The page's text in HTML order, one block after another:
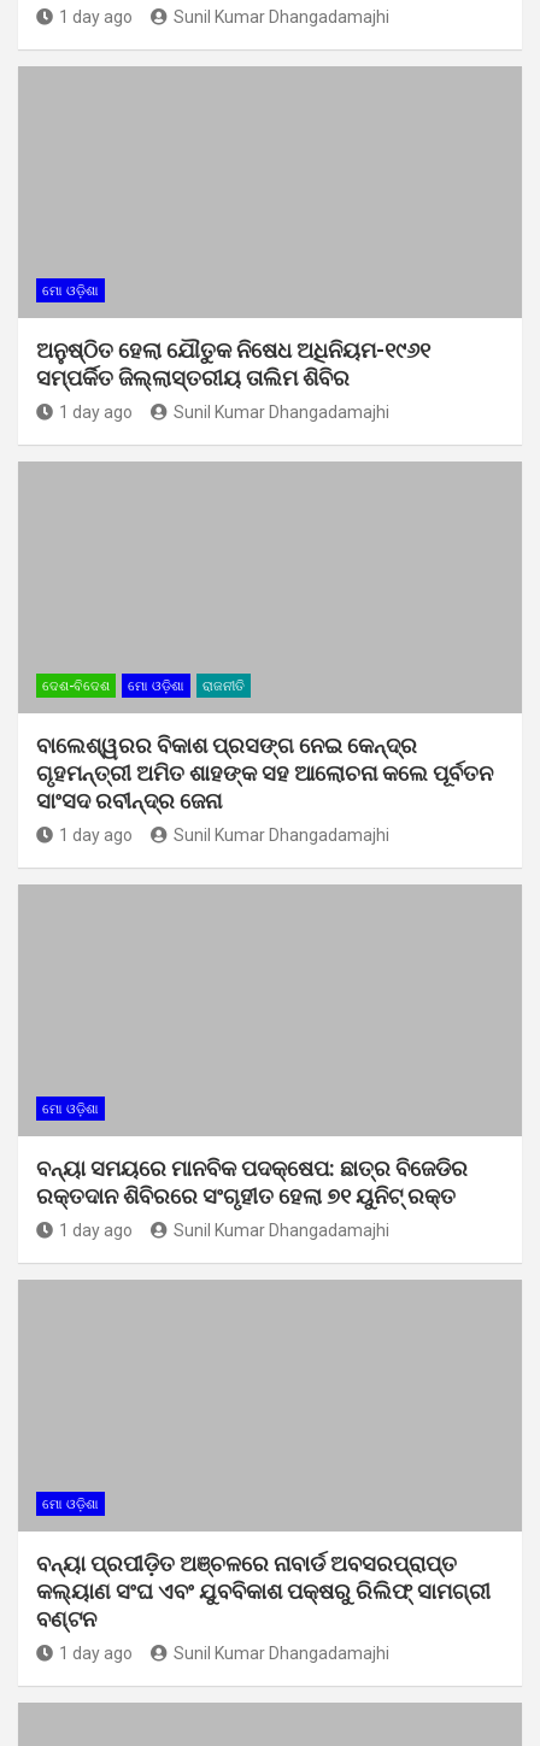
1 day ago Sunil Kumar Dhangadamajhi
ମୋ ଓଡ଼ିଶା
ଅନୁଷ୍ଠିତ ହେଲା ଯୌତୁକ ନିଷେଧ ଅଧିନିୟମ-୧୯୬୧
ସମ୍ପର୍କିତ ଜିଲ୍ଲାସ୍ତରୀୟ ତାଲିମ ଶିବିର
1 day ago Sunil Kumar Dhangadamajhi
ଦେଶ-ବିଦେଶ ମୋ ଓଡ଼ିଶା ରାଜନୀତି
ବାଲେଶ୍ୱରର ବିକାଶ ପ୍ରସଙ୍ଗ ନେଇ କେନ୍ଦ୍ର
ଗୃହମନ୍ତ୍ରୀ ଅମିତ ଶାହଙ୍କ ସହ ଆଲୋଚନା କଲେ ପୂର୍ବତନ
ସାଂସଦ ରବୀନ୍ଦ୍ର ଜେନା
1 day ago Sunil Kumar Dhangadamajhi
ମୋ ଓଡ଼ିଶା
ବନ୍ୟା ସମୟରେ ମାନବିକ ପଦକ୍ଷେପ: ଛାତ୍ର ବିଜେଡିର
ରକ୍ତଦାନ ଶିବିରରେ ସଂଗୃହୀତ ହେଲା ୭୧ ୟୁନିଟ୍ ରକ୍ତ
1 day ago Sunil Kumar Dhangadamajhi
ମୋ ଓଡ଼ିଶା
ବନ୍ୟା ପ୍ରପୀଡ଼ିତ ଅଞ୍ଚଳରେ ନାବାର୍ଡ ଅବସରପ୍ରାପ୍ତ
କଲ୍ୟାଣ ସଂଘ ଏବଂ ଯୁବବିକାଶ ପକ୍ଷରୁ ରିଲିଫ୍ ସାମଗ୍ରୀ
ବଣ୍ଟନ
1 day ago Sunil Kumar Dhangadamajhi